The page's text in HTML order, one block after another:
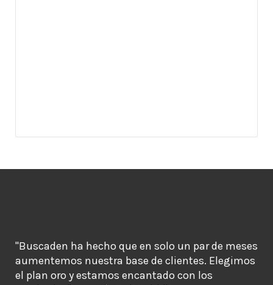
"Buscaden ha hecho que en solo un par de meses
aumentemos nuestra base de clientes. Elegimos
el plan oro y estamos encantado con los